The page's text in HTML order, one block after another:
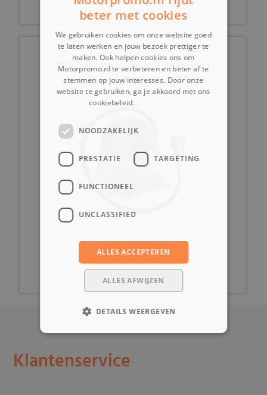
(7K4a) Elektro motor 48V / 1300 watt
€ 249,99
Klantenservice
beter met cookies
We gebruiken cookies om onze website goed
te laten werken en jouw bezoek prettiger te
maken. Ook helpen cookies ons om
Motorpromo.nl te verbeteren en beter af te
stemmen op jouw interesses. Door onze
website te gebruiken, ga je akkoord met ons
cookiebeleid.
NOODZAKELIJK
PRESTATIE TARGETING
FUNCTIONEEL
UNCLASSIFIED
ALLES ACCEPTEREN
ALLES AFWIJZEN
DETAILS WEERGEVEN